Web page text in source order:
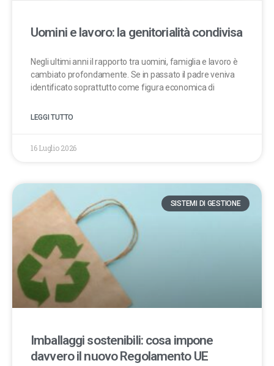
Uomini e lavoro: la genitorialità condivisa
Negli ultimi anni il rapporto tra uomini, famiglia e lavoro è
cambiato profondamente. Se in passato il padre veniva
identificato soprattutto come figura economica di
LEGGI TUTTO
16 Luglio 2026
SISTEMI DI GESTIONE
Imballaggi sostenibili: cosa impone
davvero il nuovo Regolamento UE